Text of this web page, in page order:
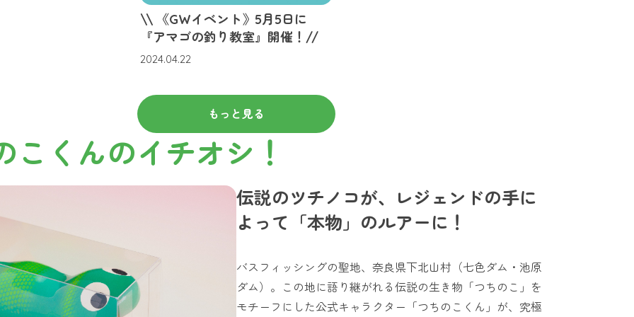
こくんのイチオシ！
伝説のツチノコが、レジェンドの手に
よって「本物」のルアーに！
バスフィッシングの聖地、奈良県下北山村（七色ダム・池原
ダム）。この地に語り継がれる伝説の生き物「つちのこ」を
モチーフにした公式キャラクター「つちのこくん」が、究極
\\ 《GWイベント》5月5日に
『アマゴの釣り教室』開催！//
2024.04.22
もっと見る